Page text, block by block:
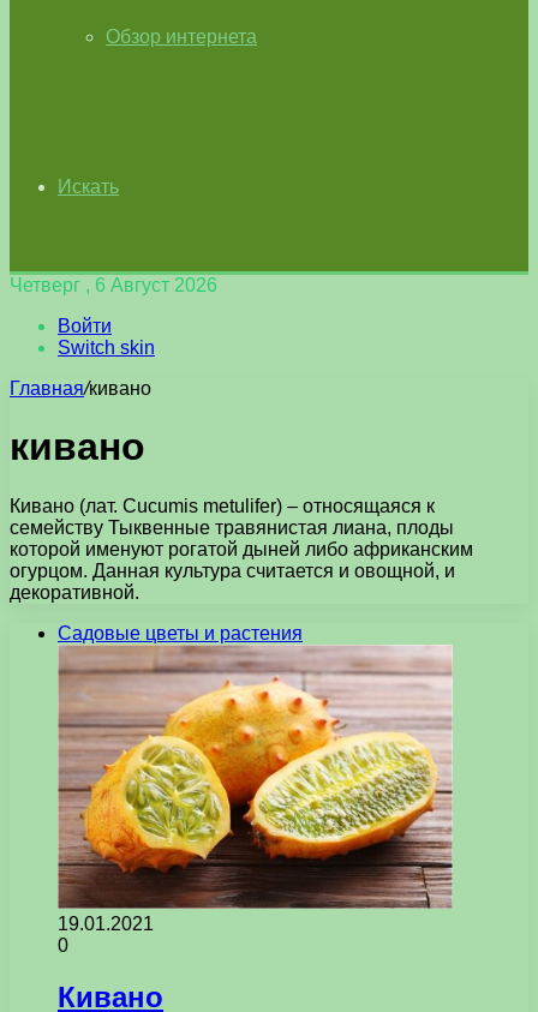
Обзор интернета
Искать
Четверг , 6 Август 2026
Войти
Switch skin
Главная/кивано
кивано
Кивано (лат. Cucumis metulifer) – относящаяся к
семейству Тыквенные травянистая лиана, плоды
которой именуют рогатой дыней либо африканским
огурцом. Данная культура считается и овощной, и
декоративной.
Садовые цветы и растения
19.01.2021
0
Кивано